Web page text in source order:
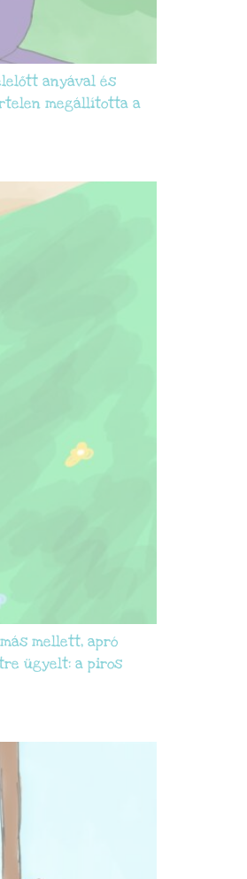
anyával és
megállította a
mellett, apró
ügyelt: a piros